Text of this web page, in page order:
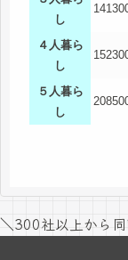
し
４人暮ら
し
５人暮ら
し
＼300社以上から